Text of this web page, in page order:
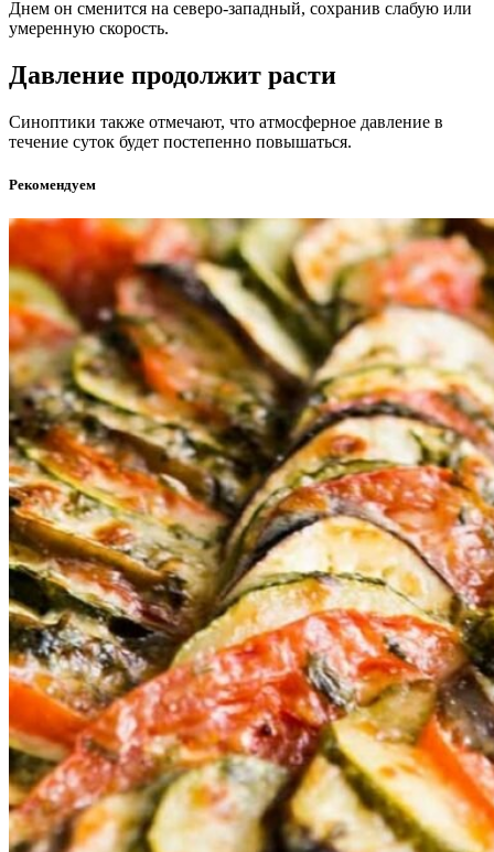
Днем он сменится на северо-западный, сохранив слабую или
умеренную скорость.
Давление продолжит расти
Синоптики также отмечают, что атмосферное давление в
течение суток будет постепенно повышаться.
Рекомендуем